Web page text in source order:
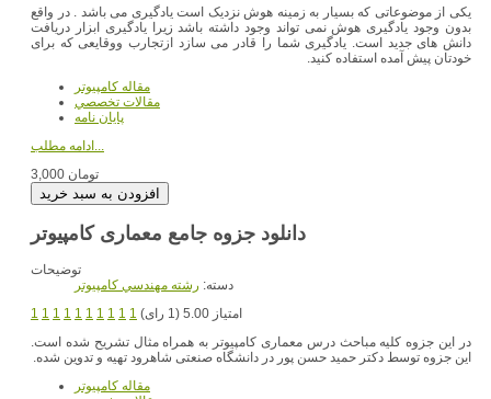
یکی از موضوعاتی که بسيار به زمينه هوش نزديک است يادگيری می باشد . در واقع
بدون وجود يادگيری هوش نمی تواند وجود داشته باشد زيرا يادگيری ابزار دريافت
دانش های جديد است. يادگيری شما را قادر می سازد ازتجارب ووقايعی که برای
خودتان پيش آمده استفاده کنيد.
مقاله کامپیوتر
مقالات تخصصي
پایان نامه
ادامه مطلب...
3,000 تومان
دانلود جزوه جامع معماری کامپیوتر
توضیحات
دسته: رشته مهندسي کامپيوتر
1 1 1 1 1 1 1 1 1 1
امتیاز 5.00 (1 رای)
در این جزوه کلیه مباحث درس معماری کامپیوتر به همراه مثال تشریح شده است.
این جزوه توسط دکتر حمید حسن پور در دانشگاه صنعتی شاهرود تهیه و تدوین شده.
مقاله کامپیوتر